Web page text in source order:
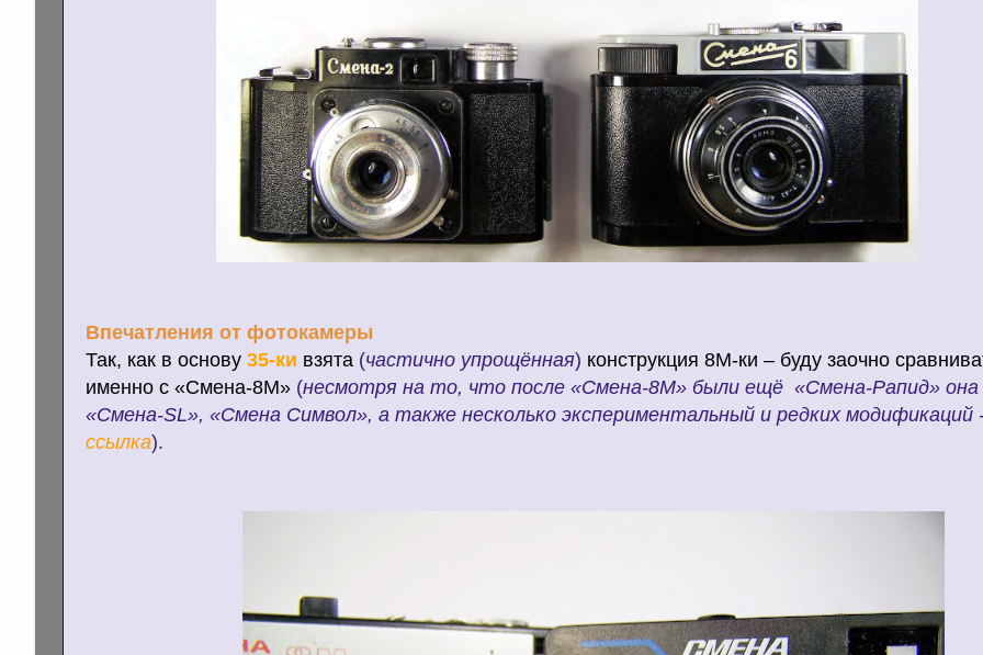
Впечатления от фотокамеры
Так, как в основу 35-ки взята (частично упрощённая) конструкция 8М-ки – буду заочно
именно с «Смена-8М» (несмотря на то, что после «Смена-8М» были ещё «Смена-Рапид»
«Смена-SL», «Смена Символ», а также несколько экспериментальный и редких модификаций
ссылка).